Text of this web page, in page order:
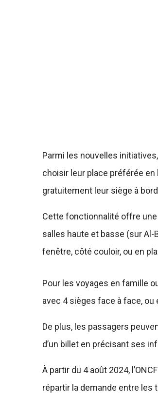
Parmi les nouvelles
choisir leur place préférée
gratuitement leur siège à
Cette fonctionnalité offre
salles haute et basse (sur
fenêtre, côté couloir, ou en
Pour les voyages en famille
avec 4 sièges face à face,
De plus, les passagers
d’un billet en précisant ses
À partir du 4 août 2024,
répartir la demande entre les